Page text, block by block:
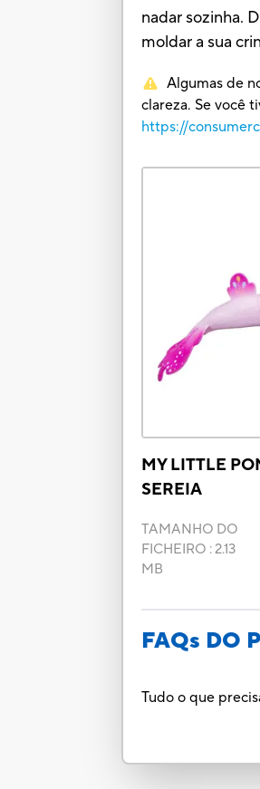
nadar sozinha.
moldar a sua
Algumas de
clareza. Se você
https://
MY LITTLE
SEREIA
TAMANHO DO
FICHEIRO :2.13
MB
FAQs DO
Tudo o que